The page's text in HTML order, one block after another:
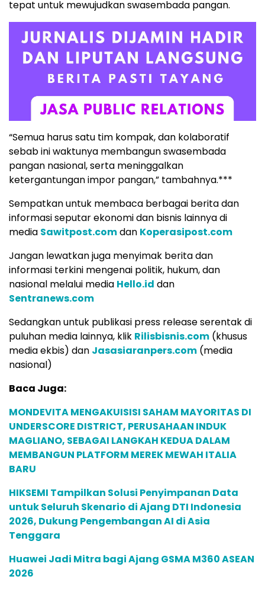
tepat untuk mewujudkan swasembada pangan.
“Semua harus satu tim kompak, dan kolaboratif
sebab ini waktunya membangun swasembada
pangan nasional, serta meninggalkan
ketergantungan impor pangan,” tambahnya.***
Sempatkan untuk membaca berbagai berita dan
informasi seputar ekonomi dan bisnis lainnya di
media Sawitpost.comdan Koperasipost.com
Jangan lewatkan juga menyimak berita dan
informasi terkini mengenai politik, hukum, dan
nasional melalui media Hello.id dan
Sentranews.com
Sedangkan untuk publikasi press release serentak di
puluhan media lainnya, klik Rilisbisnis.com (khusus
media ekbis) dan Jasasiaranpers.com (media
nasional)
Baca Juga:
MONDEVITA MENGAKUISISI SAHAM MAYORITAS DI
UNDERSCORE DISTRICT, PERUSAHAAN INDUK
MAGLIANO, SEBAGAI LANGKAH KEDUA DALAM
MEMBANGUN PLATFORM MEREK MEWAH ITALIA
BARU
HIKSEMI Tampilkan Solusi Penyimpanan Data
untuk Seluruh Skenario di Ajang DTI Indonesia
2026, Dukung Pengembangan AI di Asia
Tenggara
Huawei Jadi Mitra bagi Ajang GSMA M360 ASEAN
2026